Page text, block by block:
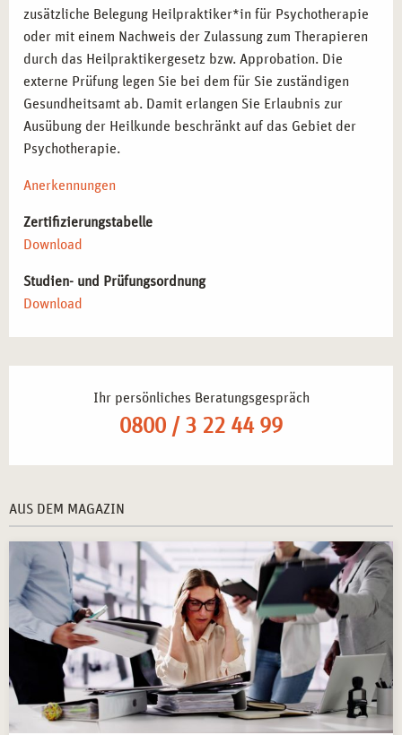
zusätzliche Belegung Heilpraktiker*in für Psychotherapie
oder mit einem Nachweis der Zulassung zum Therapieren
durch das Heilpraktikergesetz bzw. Approbation. Die
externe Prüfung legen Sie bei dem für Sie zuständigen
Gesundheitsamt ab. Damit erlangen Sie Erlaubnis zur
Ausübung der Heilkunde beschränkt auf das Gebiet der
Psychotherapie.
Anerkennungen
Zertifizierungstabelle
Download
Studien- und Prüfungsordnung
Download
Ihr persönliches Beratungsgespräch
0800 / 3 22 44 99
AUS DEM MAGAZIN